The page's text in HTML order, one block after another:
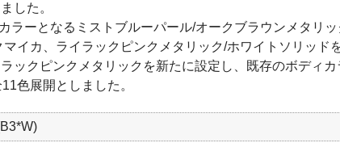
した。
ラーとなるミストブルーパール/オークブラウンメタリ
イカ、ライラックピンクメタリック/ホワイトソリッド
ックピンクメタリックを新たに設定し、既存のボディカ
色展開としました。